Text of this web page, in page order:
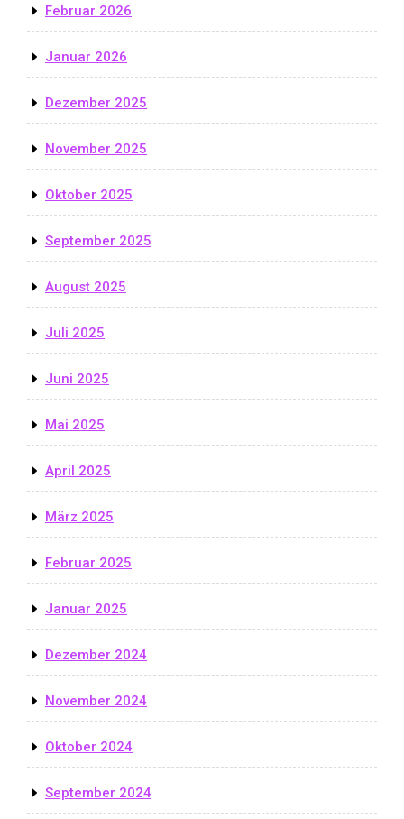
Februar 2026
Januar 2026
Dezember 2025
November 2025
Oktober 2025
September 2025
August 2025
Juli 2025
Juni 2025
Mai 2025
April 2025
März 2025
Februar 2025
Januar 2025
Dezember 2024
November 2024
Oktober 2024
September 2024